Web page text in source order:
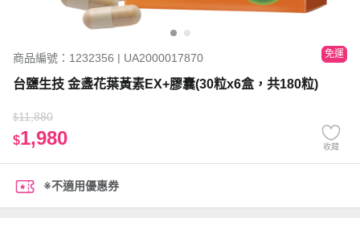
商品編號：1232356 | UA2000017870 免運
台鹽生技 金盞花葉黃素EX+膠囊(30粒x6盒，共180粒)
$11,880
$1,980 收藏
※不適用優惠券